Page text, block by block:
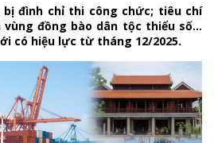
đình chỉ thi công chức; tiêu chí
đồng bào dân tộc thiểu số…
có hiệu lực từ tháng 12/2025.